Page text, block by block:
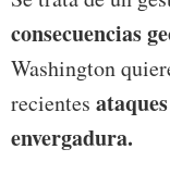
consecuencias
Washington
recientes
envergadura.